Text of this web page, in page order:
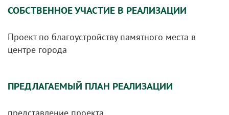
СОБСТВЕННОЕ УЧАСТИЕ В РЕАЛИЗАЦИИ
Проект по благоустройству памятного места в
центре города
ПРЕДЛАГАЕМЫЙ ПЛАН РЕАЛИЗАЦИИ